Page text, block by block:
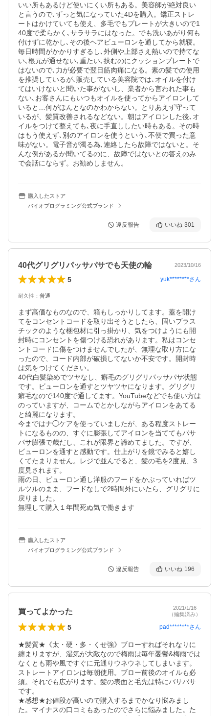
いい所もあるけど使いにくい所もある。美容師が絶対良い
と言うので､ずっと気になっていた4Dを購入。矯正ストレ
ートはかけていても使え、多毛でもプレートが大きいので1
40度で柔らかく､サラサラにはなった。でも洗いあがり何も
付けずに乾かし､その後ヘアビューロンを通してから就寝。
毎日時間がかかりすぎるし､外側や上部さえ熱いので持てな
い､根元が通せない､重たい､挟むのにクッションプレートで
はないので､力が必要で翌日筋肉痛になる。素の髪での使用
を推奨しているが､販売している美容院では､オイルを付け
てはいけないと聞いた事がないし、業者から言われた事も
ない､お客さんにもいつもオイルを使ってからアイロンして
いると…何がほんとなのかわからない。とりあえず守って
いるが、髪質改善されるなどない。朝はアイロンした後､オ
イルをつけて整えても､夜に手直ししたい時もある。その時
はもう使えず､別のアイロンを使うという､不便で買った意
味がない。電子音が濁る為､連絡したら故障ではないと。そ
んな例があるか聞いてるのに、故障ではないとの答えのみ
で会話にならず。お勧めしません。
購入したストア
バイオプログラミング公式ブランド
違反報告 いいね 301
40代グリグリパッサパサでも天使の輪 2023/10/16
5 yuk********さん
耐久性 ： 普通
まず高価なものなので、箱もしっかりしてます。蓋を開け
てをコンセントコードを取り出そうとしたら、固いプラス
チックのような梱包材に引っ掛かり、気をつけようにも開
封時にコンセントを傷つける恐れがあります。私はコンセ
ントコードに傷をつけませんでしたが、無理な取り方にな
ったので、コード内部が破損してないか不安です。開封時
は気をつけてください。
40代白髪染めでツヤなし、癖毛のグリグリパッサパサ状態
です。ビューロンを通すとツヤツヤになります。グリグリ
癖毛なので140度で通してます。YouTubeなどでも使い方は
のっていますが、コームでとかしながらアイロンをあてる
と綺麗になります。
今まではナ◯ケアを使っていましたが、ある程度ストレー
トになるものの、すぐに膨張してアイロンを当ててもパサ
パサ膨張で歳だし、これが限界と諦めてました。ですが、
ビューロンを通すと感動です。仕上がりを鏡でみると嬉し
くてたまりません。レジで並んでると、髪の毛を2度見、3
度見されます。
雨の日、ビューロン通し洋服のフードをかぶっていればツ
ルツルのまま、フードなしで2時間外にいたら、グリグリに
戻りました。
購入したストア
バイオプログラミング公式ブランド
違反報告 いいね 196
買ってよかった
2021/1/16
（編集済み）
5 pad********さん
★髪質★《太・硬・多・くせ強》ブローすればそれなりに
纏まりますが、湿気が大敵なので梅雨は毎年憂鬱&梅雨では
なくとも雨や風ですぐに元通りウネウネしてしまいます。
ストレートアイロンは毎朝使用。ブロー前後のオイルも必
須。それでも広がります。髪の表面と毛先は特にバサバサ
です。
★感想★お値段が高いので購入するまでかなり悩みまし
た。マイナスの口コミもあったのでさらに悩みました。た